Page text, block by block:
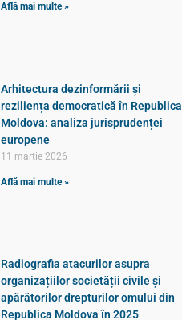
Află mai multe »
Arhitectura dezinformării și
reziliența democratică în Republica
Moldova: analiza jurisprudenței
europene
11 martie 2026
Află mai multe »
Radiografia atacurilor asupra
organizațiilor societății civile și
apărătorilor drepturilor omului din
Republica Moldova în 2025